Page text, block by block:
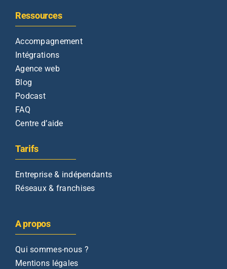
Ressources
Accompagnement
Intégrations
Agence web
Blog
Podcast
FAQ
Centre d’aide
Tarifs
Entreprise & indépendants
Réseaux & franchises
A propos
Qui sommes-nous ?
Mentions légales